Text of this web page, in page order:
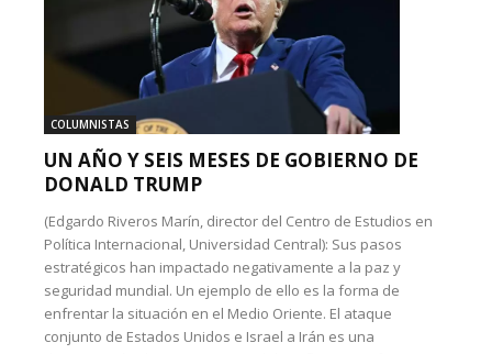
COLUMNISTAS
UN AÑO Y SEIS MESES DE GOBIERNO DE
DONALD TRUMP
(Edgardo Riveros Marín, director del Centro de Estudios en
Política Internacional, Universidad Central): Sus pasos
estratégicos han impactado negativamente a la paz y
seguridad mundial. Un ejemplo de ello es la forma de
enfrentar la situación en el Medio Oriente. El ataque
conjunto de Estados Unidos e Israel a Irán es una